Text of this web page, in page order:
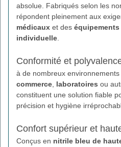
absolue. Fabriqués selon les
répondent pleinement aux
médicaux et des
individuelle.
Conformité et
à de nombreux
commerce, laboratoires ou
constituent une solution fiable
précision et hygiène
Confort supérieur et
Conçus en nitrile bleu de